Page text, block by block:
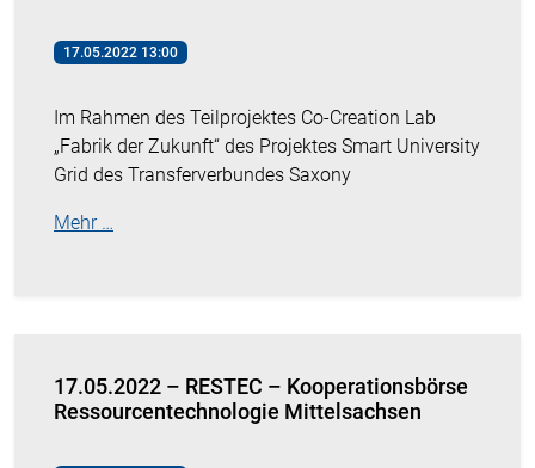
17.05.2022 13:00
Im Rahmen des Teilprojektes Co-Creation Lab
„Fabrik der Zukunft“ des Projektes Smart University
Grid des Transferverbundes Saxony
Mehr …
17.05.2022 – RESTEC – Kooperationsbörse
Ressourcentechnologie Mittelsachsen